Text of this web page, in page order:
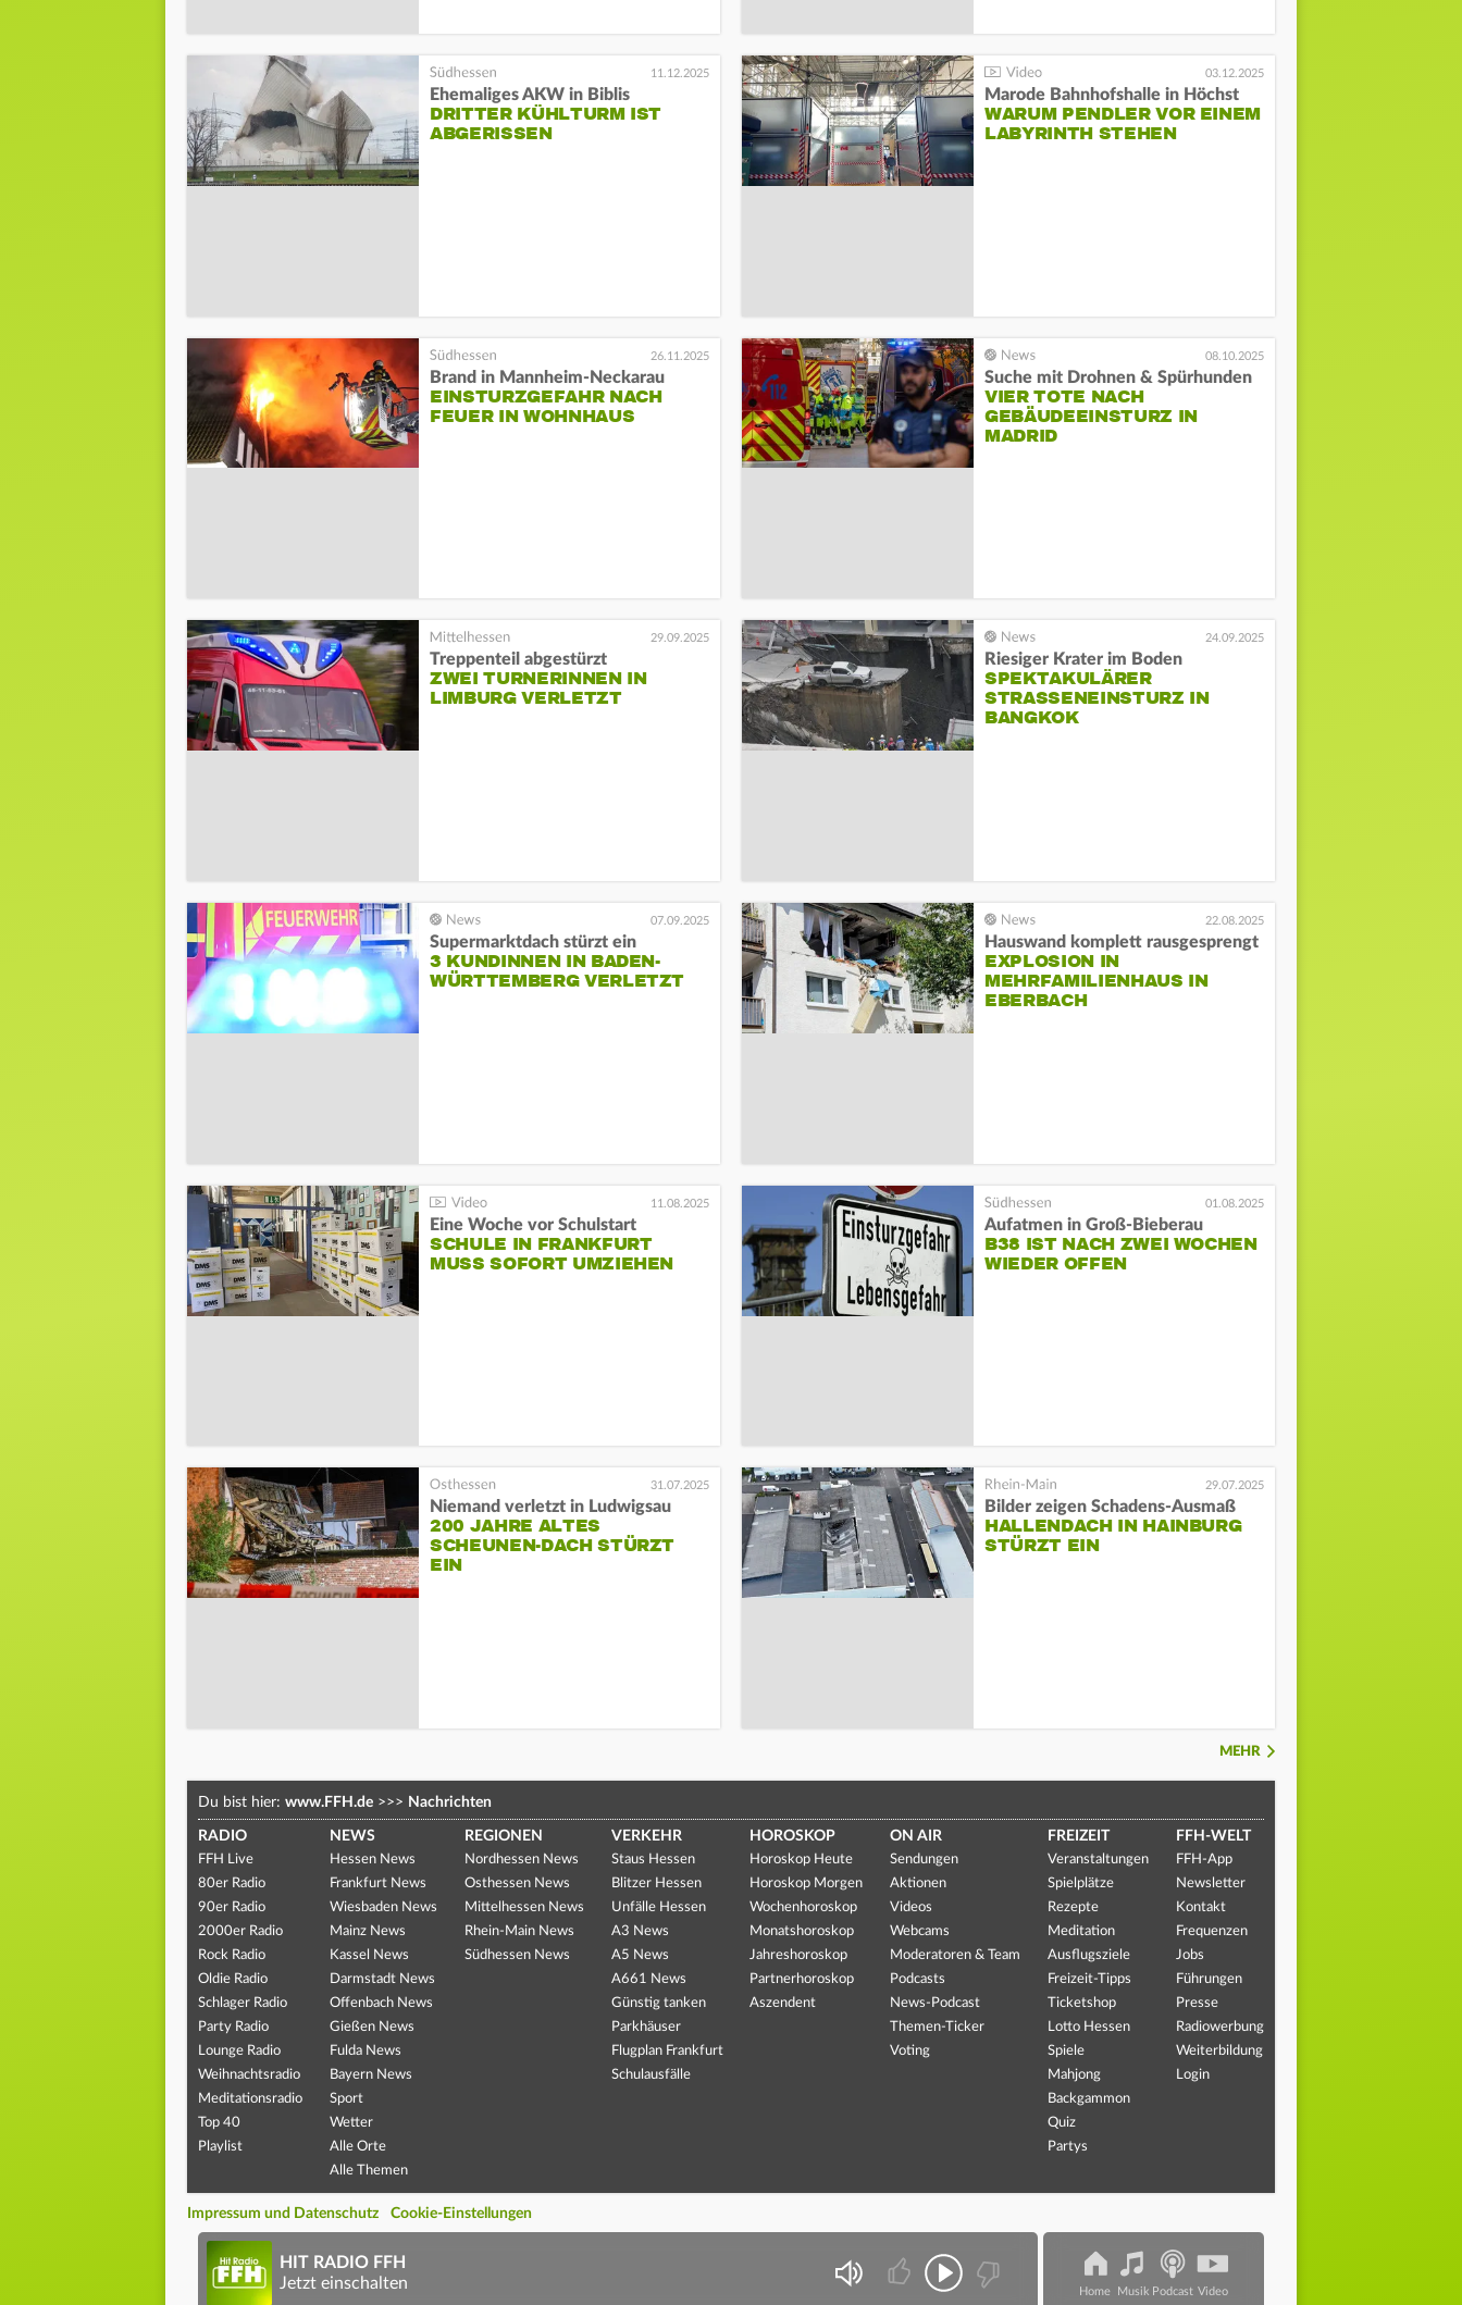
11.12.2025
Ehemaliges AKW in Biblis
DRITTER KÜHLTURM IST
ABGERISSEN
03.12.2025
Marode Bahnhofshalle in Höchst
WARUM PENDLER VOR EINEM
LABYRINTH STEHEN
26.11.2025
Brand in Mannheim-Neckarau
EINSTURZGEFAHR NACH
FEUER IN WOHNHAUS
08.10.2025
Suche mit Drohnen & Spürhunden
VIER TOTE NACH
GEBÄUDEEINSTURZ IN
MADRID
29.09.2025
Treppenteil abgestürzt
ZWEI TURNERINNEN IN
LIMBURG VERLETZT
24.09.2025
Riesiger Krater im Boden
SPEKTAKULÄRER
STRASSENEINSTURZ IN B
ANGKOK
07.09.2025
Supermarktdach stürzt ein
3 KUNDINNEN IN BADEN-
WÜRTTEMBERG VERLETZT
22.08.2025
Hauswand komplett rausgesprengt
EXPLOSION IN
MEHRFAMILIENHAUS IN
EBERBACH
11.08.2025
Eine Woche vor Schulstart
SCHULE IN FRANKFURT
MUSS SOFORT UMZIEHEN
01.08.2025
Aufatmen in Groß-Bieberau
B38 IST NACH ZWEI WOCHEN
WIEDER OFFEN
31.07.2025
Niemand verletzt in Ludwigsau
200 JAHRE ALTES
SCHEUNEN-DACH STÜRZT
EIN
29.07.2025
Bilder zeigen Schadens-Ausmaß
HALLENDACH IN HAINBURG
STÜRZT EIN
MEHR
Du bist hier: www.FFH.de >>> Nachrichten
RADIO
FFH Live
80er Radio
90er Radio
2000er Radio
Rock Radio
Oldie Radio
Schlager Radio
Party Radio
Lounge Radio
Weihnachtsradio
Meditationsradio
Top 40
Playlist
NEWS
Hessen News
Frankfurt News
Wiesbaden News
Mainz News
Kassel News
Darmstadt News
Offenbach News
Gießen News
Fulda News
Bayern News
Sport
Wetter
Alle Orte
Alle Themen
REGIONEN
Nordhessen News
Osthessen News
Mittelhessen News
Rhein-Main News
Südhessen News
VERKEHR
Staus Hessen
Blitzer Hessen
Unfälle Hessen
A3 News
A5 News
A661 News
Günstig tanken
Parkhäuser
Flugplan Frankfurt
Schulausfälle
HOROSKOP
Horoskop Heute
Horoskop Morgen
Wochenhoroskop
Monatshoroskop
Jahreshoroskop
Partnerhoroskop
Aszendent
ON AIR
Sendungen
Aktionen
Videos
Webcams
Moderatoren & Team
Podcasts
News-Podcast
Themen-Ticker
Voting
FREIZEIT
Veranstaltungen
Spielplätze
Rezepte
Meditation
Ausflugsziele
Freizeit-Tipps
Ticketshop
Lotto Hessen
Spiele
Mahjong
Backgammon
Quiz
Partys
FFH-WELT
FFH-App
Newsletter
Kontakt
Frequenzen
Jobs
Führungen
Presse
Radiowerbung
Weiterbildung
Login
Impressum und Datenschutz Cookie-Einstellungen
HIT RADIO FFH
Jetzt einschalten
Home Musik Podcast Video